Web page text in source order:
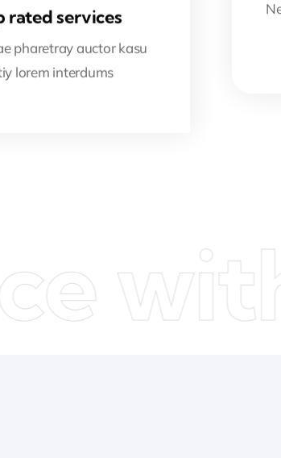
rated services
pharetray auctor kasu
lorem interdums